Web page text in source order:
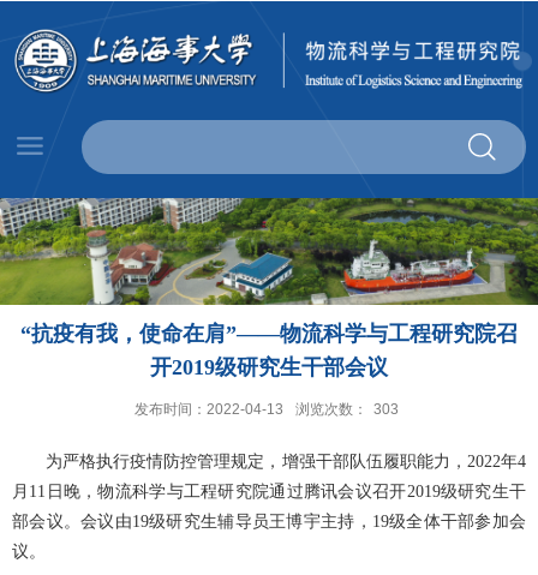
“抗疫有我，使命在肩”——物流科学与工程研究院召
开2019级研究生干部会议
发布时间：2022-04-13 浏览次数： 303
为严格执行疫情防控管理规定，增强干部队伍履职能力， 2022年4
月 11 日晚，物流科学与工程研究院通过腾讯会议召开2019级研究生干
部会议。会议由19级研究生辅导员王博宇主持， 19级全体干部参加会
议。